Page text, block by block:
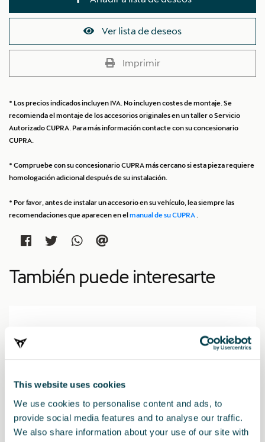
This website uses cookies
We use cookies to personalise content and ads, to
provide social media features and to analyse our traffic.
We also share information about your use of our site with
Ver lista de deseos
Imprimir
* Los precios indicados incluyen IVA. No incluyen costes de montaje. Se
recomienda el montaje de los accesorios originales en un taller o Servicio
Autorizado CUPRA. Para más información contacte con su concesionario
CUPRA.
* Compruebe con su concesionario CUPRA más cercano si esta pieza requiere
homologación adicional después de su instalación.
* Por favor, antes de instalar un accesorio en su vehículo, lea siempre las
recomendaciones que aparecen en elmanual de su CUPRA
También puede interesarte